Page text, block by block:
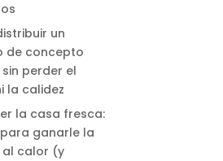
un
de concepto
perder el
la calidez
la casa fresca:
ganarle la
calor (y